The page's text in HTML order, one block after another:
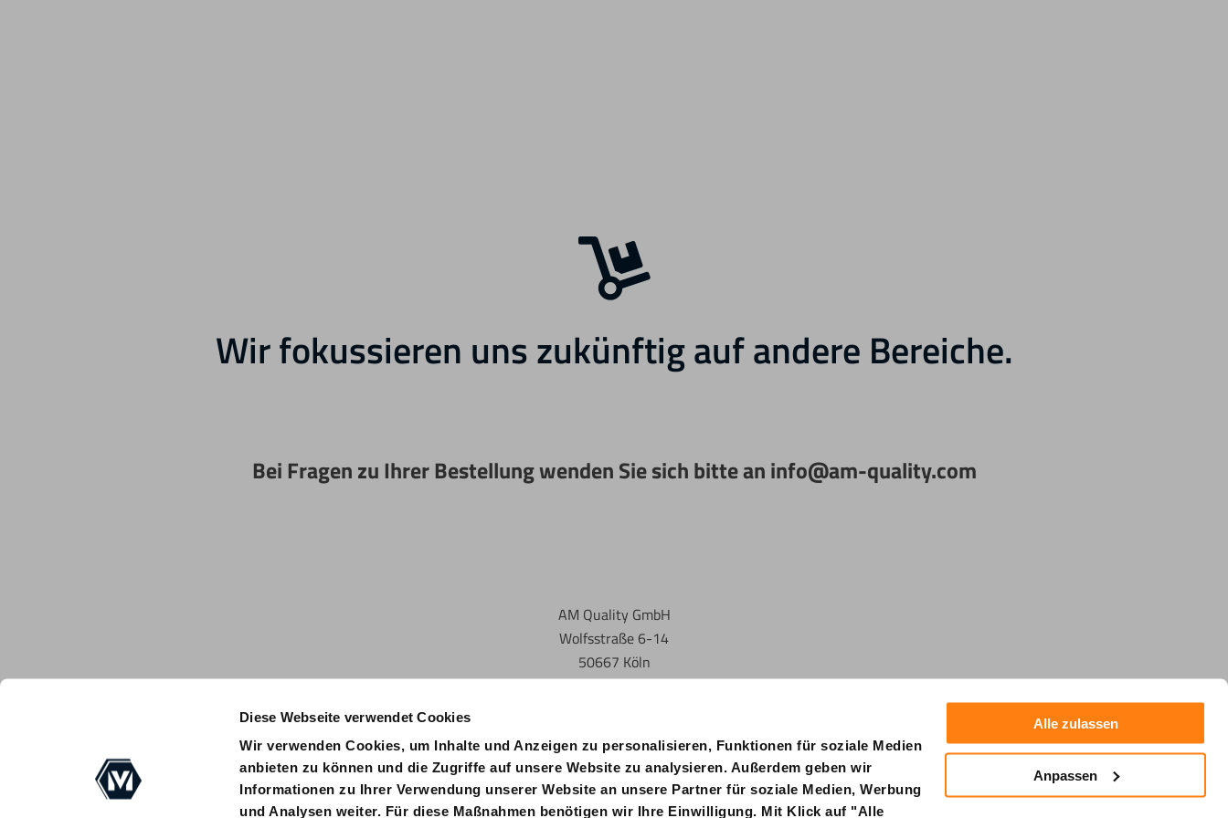
Diese Webseite verwendet Cookies
Wir verwenden Cookies, um Inhalte und Anzeigen zu personalisieren, Funktionen für soziale Medien
anbieten zu können und die Zugriffe auf unsere Website zu analysieren. Außerdem geben wir
Informationen zu Ihrer Verwendung unserer Website an unsere Partner für soziale Medien, Werbung
und Analysen weiter. Für diese Maßnahmen benötigen wir Ihre Einwilligung. Mit Klick auf "Alle
Alle zulassen
Anpassen
Wir fokussieren uns zukünftig auf andere Bereiche.
Bei Fragen zu Ihrer Bestellung wenden Sie sich bitte an info@am-quality.com
AM Quality GmbH
Wolfsstraße 6-14
50667 Köln